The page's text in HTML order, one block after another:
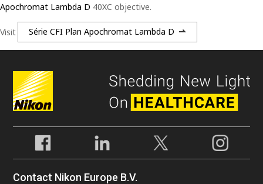
Apochromat Lambda D 40XC objective.
Visit Série CFI Plan Apochromat Lambda D
Contact Nikon Europe B.V.